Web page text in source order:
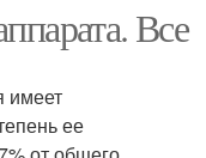
Все
имеет
ее